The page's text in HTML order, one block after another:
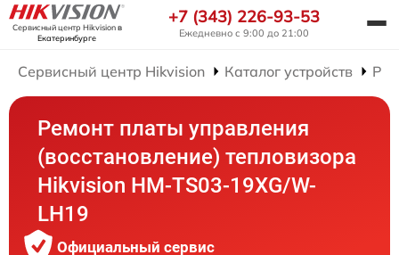
Сервисный центр Hikvisionв
Екатеринбурге
+7 (343) 226-93-53
Ежедневно с 9:00 до 21:00
Сервисный центр Hikvision Каталог устройств
Ремонт платы управления
(восстановление) тепловизора
Hikvision HM-TS03-19XG/W-
LH19
Официальный сервис